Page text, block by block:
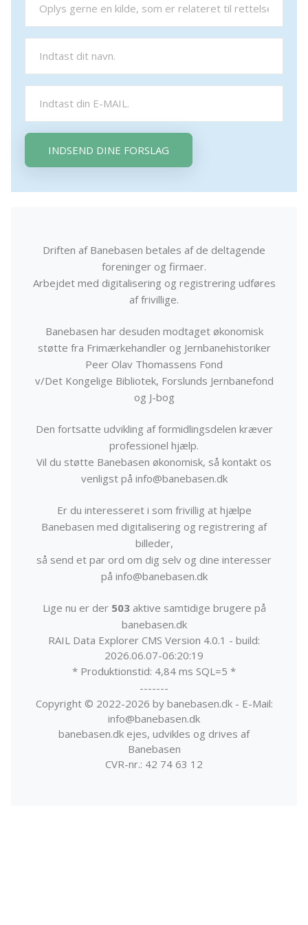
INDSEND DINE FORSLAG
Driften af Banebasen betales af de deltagende
foreninger og firmaer.
Arbejdet med digitalisering og registrering udføres
af frivillige.
Banebasen har desuden modtaget økonomisk
støtte fra Frimærkehandler og Jernbanehistoriker
Peer Olav Thomassens Fond
v/Det Kongelige Bibliotek, Forslunds Jernbanefond
og J-bog
Den fortsatte udvikling af formidlingsdelen kræver
professionel hjælp.
Vil du støtte Banebasen økonomisk, så kontakt os
venligst på info@banebasen.dk
Er du interesseret i som frivillig at hjælpe
Banebasen med digitalisering og registrering af
billeder,
så send et par ord om dig selv og dine interesser
på info@banebasen.dk
Lige nu er der 503aktive samtidige brugere på
banebasen.dk
RAIL Data Explorer CMS Version 4.0.1 - build:
2026.06.07-06:20:19
* Produktionstid: 4,84 ms SQL=5 *
-------
Copyright © 2022-2026 by banebasen.dk - E-Mail:
info@banebasen.dk
banebasen.dk ejes, udvikles og drives af
Banebasen
CVR-nr.: 42 74 63 12